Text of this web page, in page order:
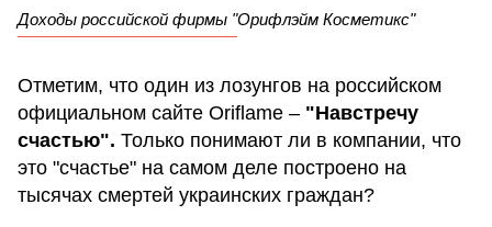
Доходы российской фирмы "Орифлэйм Косметикс"
Отметим, что один из лозунгов на российском
официальном сайте Oriflame – "Навстречу
счастью". Только понимают ли в компании, что
это "счастье" на самом деле построено на
тысячах смертей украинских граждан?